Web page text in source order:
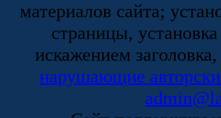
материалов сайта;
страницы,
искажением
нарушающие